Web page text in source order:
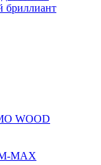
бриллиант
WOOD
MAX